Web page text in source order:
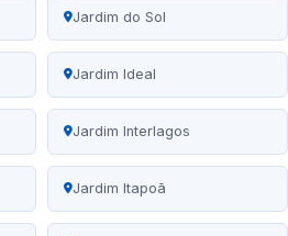
Jardim do Sol
Jardim Ideal
Jardim Interlagos
Jardim Itapoã